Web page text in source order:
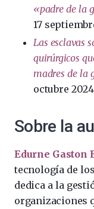
«padre de la
17
Las esclavas
quirúrgicos
madres de la
octubre 2024
Sobre la
Edurne Gaston
tecnología de
dedica a la
organizaciones